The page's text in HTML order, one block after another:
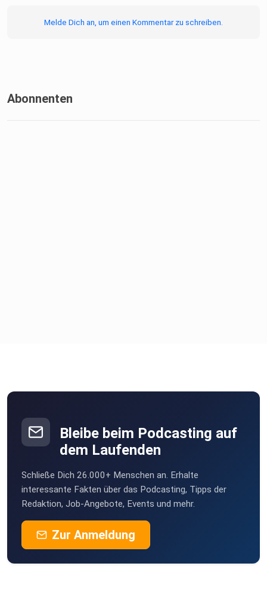
Melde Dich an, um einen Kommentar zu schreiben.
Abonnenten
Bleibe beim Podcasting auf
dem Laufenden
Schließe Dich 26.000+ Menschen an. Erhalte
interessante Fakten über das Podcasting, Tipps der
Redaktion, Job-Angebote, Events und mehr.
Zur Anmeldung